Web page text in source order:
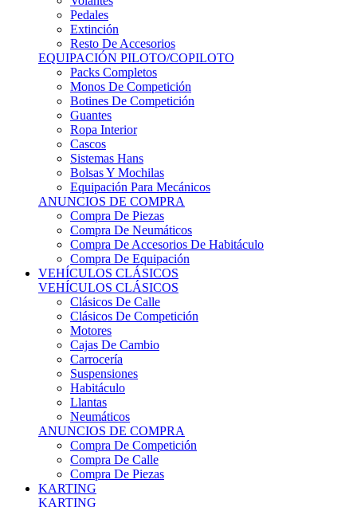
Pedales
Extinción
Resto De Accesorios
EQUIPACIÓN PILOTO/COPILOTO
Packs Completos
Monos De Competición
Botines De Competición
Guantes
Ropa Interior
Cascos
Sistemas Hans
Bolsas Y Mochilas
Equipación Para Mecánicos
ANUNCIOS DE COMPRA
Compra De Piezas
Compra De Neumáticos
Compra De Accesorios De Habitáculo
Compra De Equipación
VEHÍCULOS CLÁSICOS
VEHÍCULOS CLÁSICOS
Clásicos De Calle
Clásicos De Competición
Motores
Cajas De Cambio
Carrocería
Suspensiones
Habitáculo
Llantas
Neumáticos
ANUNCIOS DE COMPRA
Compra De Competición
Compra De Calle
Compra De Piezas
KARTING
KARTING